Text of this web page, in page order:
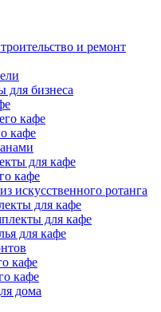
и ремонт
для бизнеса
кафе
кафе
для кафе
кафе
искусственного ротанга
для кафе
для кафе
для кафе
кафе
кафе
дома